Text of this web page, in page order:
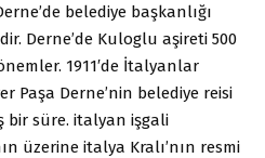
belediye başkanlığı
Derne’de Kuloglu aşireti 500
1911′de İtalyanlar
Paşa Derne’nin belediye reisi
bir süre. italyan işgali
üzerine italya Kralı’nın resmi